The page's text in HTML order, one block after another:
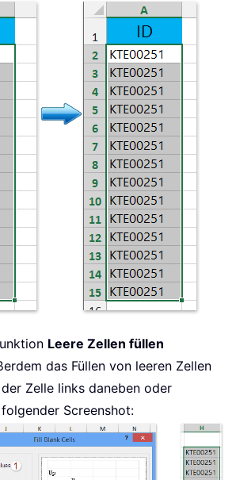
Leere Zellen füllen
das Füllen von leeren Zellen
Zelle links daneben oder
Screenshot: